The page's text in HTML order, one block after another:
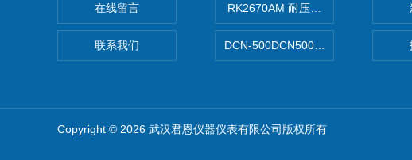
在线留言
联系我们
RK2670AM 耐压测试仪
DCN-500DCN500资料收集器
Copyright © 2026 武汉君恩仪器仪表有限公司版权所有